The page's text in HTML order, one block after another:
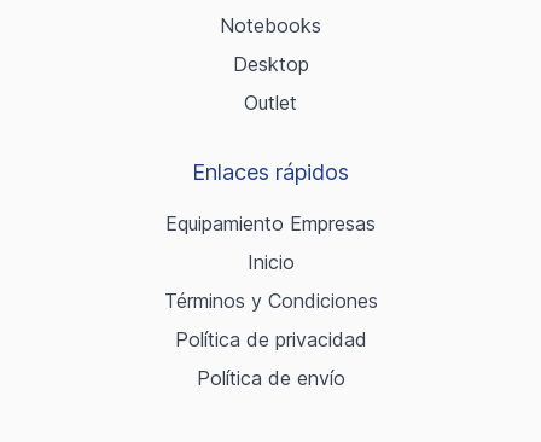
Notebooks
Desktop
Outlet
Enlaces rápidos
Equipamiento Empresas
Inicio
Términos y Condiciones
Política de privacidad
Política de envío